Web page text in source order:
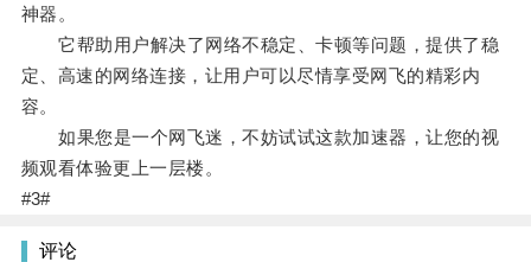
神器。
它帮助用户解决了网络不稳定、卡顿等问题，提供了稳
定、高速的网络连接，让用户可以尽情享受网飞的精彩内
容。
如果您是一个网飞迷，不妨试试这款加速器，让您的视
频观看体验更上一层楼。
#3#
评论